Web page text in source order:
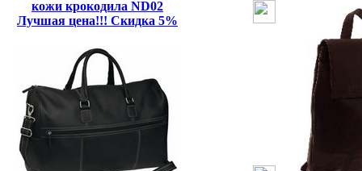
кожи крокодила ND02
Лучшая цена!!! Скидка 5%